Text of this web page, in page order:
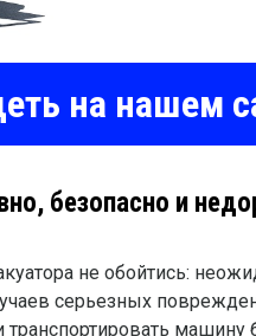
на нашем
безопасно и
не обойтись:
серьезных
машину